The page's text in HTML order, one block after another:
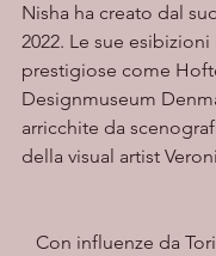
Nisha ha creato dal
2022. Le sue esibizioni
prestigiose come
Designmuseum
arricchite da
della visual artist